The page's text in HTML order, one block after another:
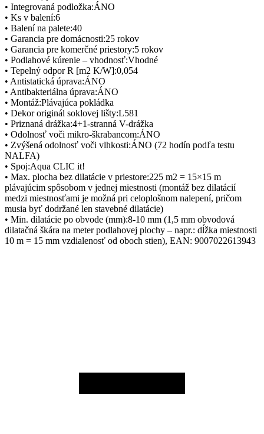
• Integrovaná podložka:ÁNO
• Ks v balení:6
• Balení na palete:40
• Garancia pre domácnosti:25 rokov
• Garancia pre komerčné priestory:5 rokov
• Podlahové kúrenie – vhodnosť:Vhodné
• Tepelný odpor R [m2 K/W]:0,054
• Antistatická úprava:ÁNO
• Antibakteriálna úprava:ÁNO
• Montáž:Plávajúca pokládka
• Dekor originál soklovej lišty:L581
• Priznaná drážka:4+1-stranná V-drážka
• Odolnosť voči mikro-škrabancom:ÁNO
• Zvýšená odolnosť voči vlhkosti:ÁNO (72 hodín podľa testu
NALFA)
• Spoj:Aqua CLIC it!
• Max. plocha bez dilatácie v priestore:225 m2 = 15×15 m
plávajúcim spôsobom v jednej miestnosti (montáž bez dilatácií
medzi miestnosťami je možná pri celoplošnom nalepení, pričom
musia byť dodržané len stavebné dilatácie)
• Min. dilatácie po obvode (mm):8-10 mm (1,5 mm obvodová
dilatačná škára na meter podlahovej plochy – napr.: dĺžka miestnosti
10 m = 15 mm vzdialenosť od oboch stien), EAN: 9007022613943